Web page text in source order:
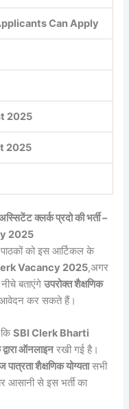
Can Apply
2025
2025
क्लर्क प्रदो की भर्ती –
2025
को इस आर्टिकल के
Vacancy 2025,अगर
बताएंगेउपरोक्त शैक्षणिक
आवेदन कर सकते हैं।
किSBI Clerk Bharti
ऑनलाइनरखी गई है।
पात्रता शैक्षणिक योग्यतासभी
आसानी से इस भर्ती का